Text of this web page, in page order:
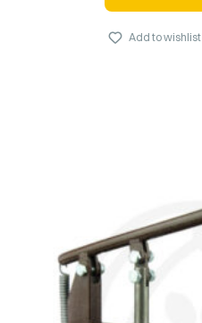
Add to wishlist